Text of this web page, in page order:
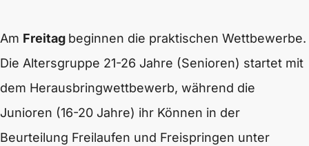
Am Freitag beginnen die praktischen Wettbewerbe.
Die Altersgruppe 21-26 Jahre (Senioren) startet mit
dem Herausbringwettbewerb, während die
Junioren (16-20 Jahre) ihr Können in der
Beurteilung Freilaufen und Freispringen unter